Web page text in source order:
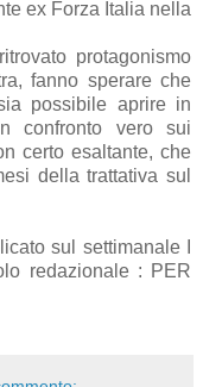
ex Forza Italia nella
protagonismo
fanno sperare che
possibile aprire in
confronto vero sui
certo esaltante, che
della trattativa sul
sul settimanale I
redazionale : PER